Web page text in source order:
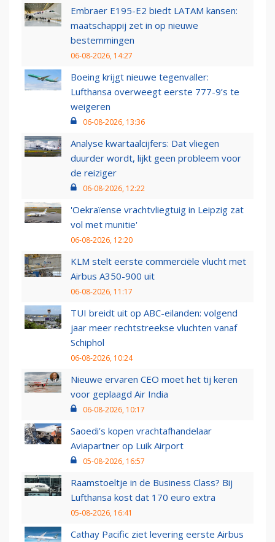
Embraer E195-E2 biedt LATAM kansen:
maatschappij zet in op nieuwe
bestemmingen
06-08-2026, 14:27
Boeing krijgt nieuwe tegenvaller:
Lufthansa overweegt eerste 777-9’s te
weigeren
06-08-2026, 13:36
Analyse kwartaalcijfers: Dat vliegen
duurder wordt, lijkt geen probleem voor
de reiziger
06-08-2026, 12:22
'Oekraïense vrachtvliegtuig in Leipzig zat
vol met munitie'
06-08-2026, 12:20
KLM stelt eerste commerciële vlucht met
Airbus A350-900 uit
06-08-2026, 11:17
TUI breidt uit op ABC-eilanden: volgend
jaar meer rechtstreekse vluchten vanaf
Schiphol
06-08-2026, 10:24
Nieuwe ervaren CEO moet het tij keren
voor geplaagd Air India
06-08-2026, 10:17
Saoedi’s kopen vrachtafhandelaar
Aviapartner op Luik Airport
05-08-2026, 16:57
Raamstoeltje in de Business Class? Bij
Lufthansa kost dat 170 euro extra
05-08-2026, 16:41
Cathay Pacific ziet levering eerste Airbus